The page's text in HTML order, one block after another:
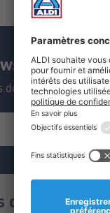
données et ne
de nous